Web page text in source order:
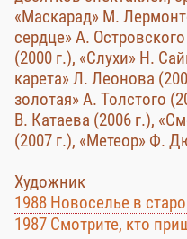
«Маскарад» М.
сердце» А.
(2000 г.), «Слухи» Н.
карета» Л. Леонова
золотая» А. Толстого
В. Катаева (2006 г.),
(2007 г.), «Метеор» Ф.
Художник
1988 Новоселье в
1987 Смотрите, кто